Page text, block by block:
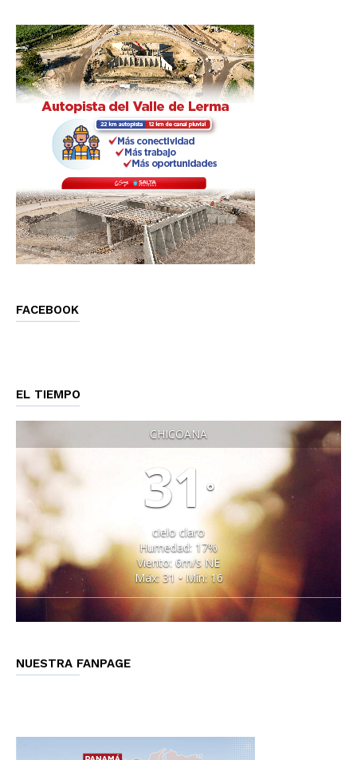
FACEBOOK
EL TIEMPO
CHICOANA
31 °
cielo claro
Humedad: 17%
Viento: 6m/s NE
Máx: 31 • Mín: 16
NUESTRA FANPAGE